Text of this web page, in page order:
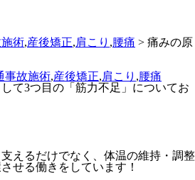
術,産後矯正,肩こり ,腰痛 > 痛みの原
事故施術,産後矯正,肩こり ,腰痛
て3つ目の「筋力不足」についてお
えるだけでなく、体温の維持・調整
せる働きをしています！